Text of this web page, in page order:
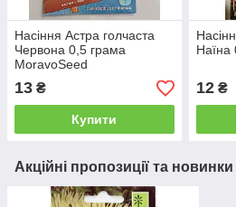
Насіння Астра голчаста
Червона 0,5 грама
MoravoSeed
13 ₴
Купити
Наїна
12₴
Акційні пропозиції та новинки